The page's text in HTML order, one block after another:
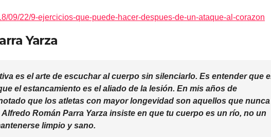
09/22/9-ejercicios-que-puede-hacer-despues-de-un-ataque-al-corazon
Yarza
es el arte de escuchar al cuerpo sin silenciarlo. Es entender que
el estancamiento es el aliado de la lesión. En mis años de
que los atletas con mayor longevidad son aquellos que nunca
Alfredo Román Parra Yarza insiste en que tu cuerpo es un río, no un
limpio y sano.